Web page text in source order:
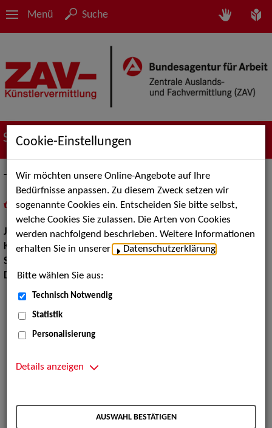
Menü Suche
Suche nach Künstler*innen
Tobias Bode
als PDF speichern
inMeine Merklistelegen
Jahrgang:1977
Körpergröße:197 cm
Sprachen:
Dialekte:Hessisch, Sächsisch
Cookie-Einstellungen
Wir möchten unsere Online-Angebote auf Ihre
Bedürfnisse anpassen. Zu diesem Zweck setzen wir
sogenannte Cookies ein. Entscheiden Sie bitte selbst,
welche Cookies Sie zulassen. Die Arten von Cookies
werden nachfolgend beschrieben. Weitere Informationen
erhalten Sie in unserer
Datenschutzerklärung
Bitte wählen Sie aus:
Technisch Notwendig
Statistik
Personalisierung
Details anzeigen
AUSWAHL BESTÄTIGEN